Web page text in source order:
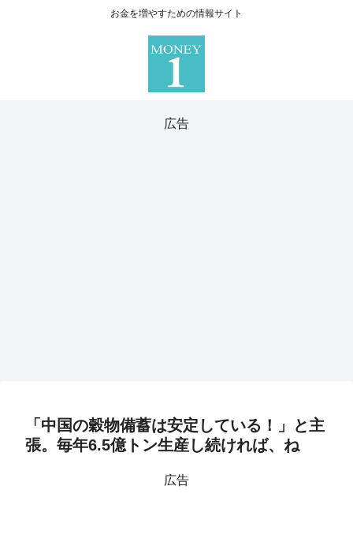
お金を増やすための情報サイト
広告
「中国の穀物備蓄は安定している！」と主
張。毎年6.5億トン生産し続ければ、ね
広告